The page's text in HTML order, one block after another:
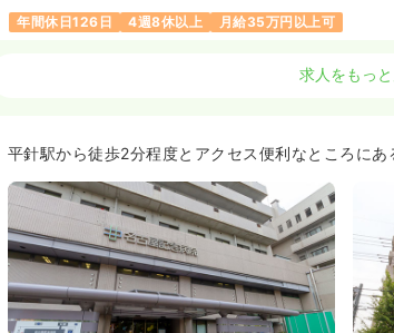
年間休日126日
4週8休以上 月給35万円以上可
※経験4年の例
8:30～17:30（休憩60分）
年間休日126日
4週8休以上 月給35万円以上可
オペ室(手術室)正看護師
求人をもっ
平針駅から徒歩2分程度とアクセス便利なところにあ